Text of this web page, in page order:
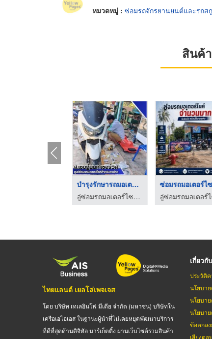
หมวดหมู่ : ซ่อมรถจักรยานยนต์และรถสกูตเต
สินค้
บำรุงรักษารถมอเตอร์ไ ...
อู่ซ่อมรถมอเตอร์ไซค์สำหรับบริษัท - ส.เชษฐ์นนท์ เซอร์วิส
ไทยแลนด์ เยลโล่เพจเจส
โดย บริษัท เทเลอินโฟ มีเดีย จำกัด (มหาชน) บริษัทใน
เครือเอไอเอส ในฐานะผู้นำที่ไม่เคยหยุดพัฒนาบริการ
ที่ดีที่สุดด้านดิจิทัล มาร์เก็ตติ้ง ผ่านเว็บไซต์รวมสินค้า
เกี่ยวกั
ประวัติ
นโยบา
นโยบา
นโยบา
ข้อตกล
เสียงต